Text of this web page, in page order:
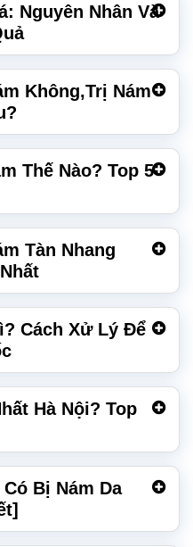
Nguyên Nhân Và
Không,Trị Nám
Thế Nào? Top 5
Tàn Nhang
Cách Xử Lý Để
Hà Nội? Top
Bị Nám Da